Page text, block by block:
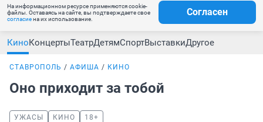
На информационном ресурсе применяются cookie-
файлы. Оставаясь на сайте, вы подтверждаете свое
согласиена их использование.
Согласен
КиноКонцертыТеатрДетямСпортВыставкиДругое
СТАВРОПОЛЬ АФИША КИНО
Оно приходит за тобой
УЖАСЫ КИНО 18+